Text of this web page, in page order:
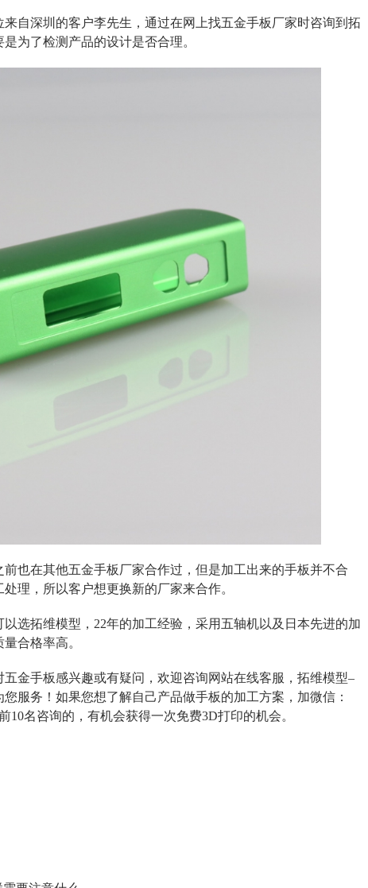
来自深圳的客户李先生，通过在网上找五金手板厂家时咨询到拓
为了检测产品的设计是否合理。
也在其他五金手板厂家合作过，但是加工出来的手板并不合
理，所以客户想更换新的厂家来合作。
选拓维模型，22年的加工经验，采用五轴机以及日本先进的加
合格率高。
金手板感兴趣或有疑问，欢迎咨询网站在线客服，拓维模型–
服务！如果您想了解自己产品做手板的加工方案，加微信：
10名咨询的，有机会获得一次免费3D打印的机会。